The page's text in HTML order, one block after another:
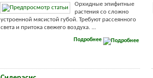
Орхидные эпифитные
растения со сложно
устроенной мясистой губой. Требуют рассеянного
света и притока свежего воздуха. ...
Подробнее